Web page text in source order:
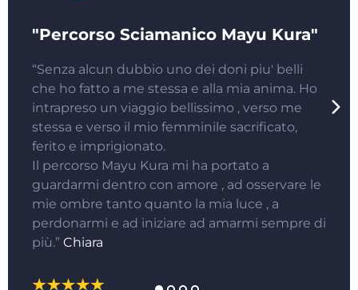
"Percorso Sciamanico Mayu Kura"
“Senza alcun dubbio uno dei doni piu' belli
che ho fatto a me stessa e alla mia anima. Ho
intrapreso un viaggio bellissimo , verso me
stessa e verso il mio femminile sacrificato,
ferito e imprigionato.
Il percorso Mayu Kura mi ha portato a
guardarmi dentro con amore , ad osservare le
mie ombre tanto quanto la mia luce , a
perdonarmi e ad iniziare ad amarmi sempre di
più.” Chiara